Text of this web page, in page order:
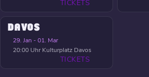
TICKETS
DAVOS
29. Jan - 01. Mar
20:00 Uhr Kulturplatz Davos
TICKETS